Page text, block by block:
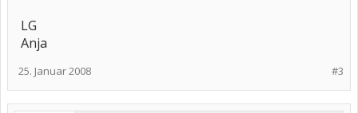
LG
Anja
#3
25. Januar 2008